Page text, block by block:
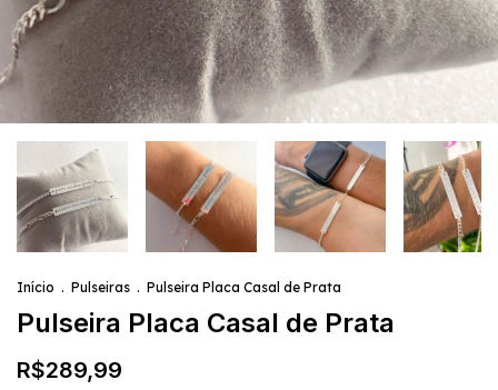
Início . Pulseiras . Pulseira Placa Casal de Prata
Pulseira Placa Casal de Prata
R$289,99